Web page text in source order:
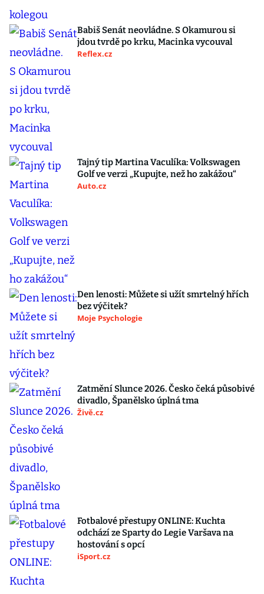
Babiš Senát neovládne. S Okamurou si
jdou tvrdě po krku, Macinka vycouval
Reflex.cz
Tajný tip Martina Vaculíka: Volkswagen
Golf ve verzi „Kupujte, než ho zakážou“
Auto.cz
Den lenosti: Můžete si užít smrtelný hřích
bez výčitek?
Moje Psychologie
Zatmění Slunce 2026. Česko čeká působivé
divadlo, Španělsko úplná tma
Živě.cz
Fotbalové přestupy ONLINE: Kuchta
odchází ze Sparty do Legie Varšava na
hostování s opcí
iSport.cz